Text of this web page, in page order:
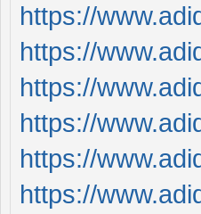
https://
https://
https://
https://
https://
https://